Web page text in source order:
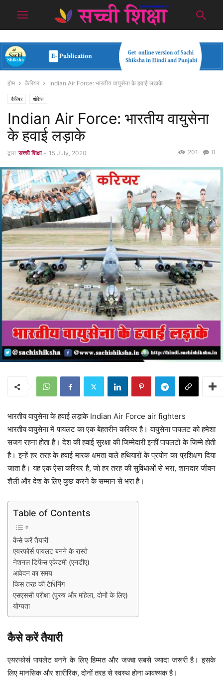
होम कैरियर Indian Air Force: भारतीय वायुसेना के हवाई लड़ाके
कैरियर शोकेस
Indian Air Force: भारतीय वायुसेना
के हवाई लड़ाके
द्वारा सच्ची शिक्षा - 15 July, 2020 0
201
भारतीय वायुसेना के हवाई लड़ाके Indian Air Force air fighters
भारतीय वायुसेना में पायलट का एक बेहतरीन करियर है। वायुसेना पायलट को हमेशा
सजग रहना होता है। देश की हवाई सुरक्षा की जिम्मेदारी इन्हीं पायलटों के जिम्मे होती
है। इन्हें हर तरह के हवाई मारक क्षमता वाले हथियारों के प्रयोग का प्रशिक्षण दिया
जाता है। यह एक ऐसा करियर है, जो हर तरह की सुविधाओं से भरा, शानदार जीवन
शैली और देश के लिए कुछ करने के सम्मान से भरा है।
Table of Contents
कैसे करें तैयारी
एयरफोर्स पायलट बनने के रास्ते
नेशनल डिफेंस एकेडमी (एनडीए)
आवेदन का समय
किस तरह की टेÑनिंग
एसएससी परीक्षा (पुरुष और महिला, दोनों के लिए)
योग्यता
कैसे करें तैयारी
एयरफोर्स पायलेट बनने के लिए हिम्मत और जज्बा सबसे ज्यादा जरूरी है। इसके
लिए मानसिक और शारीरिक, दोनों तरह से स्वस्थ होना आवश्यक है।